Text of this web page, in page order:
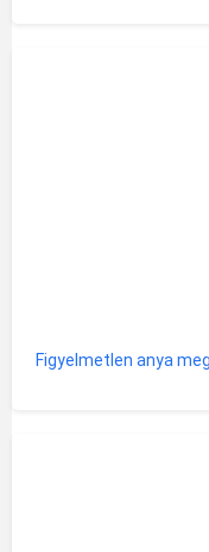
Figyelmetlen anya